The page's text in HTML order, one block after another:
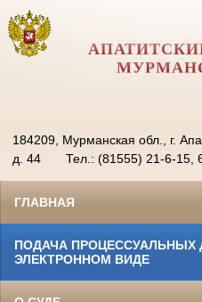
184209, Мурманская обл., г.
д. 44
Тел.: (81555) 21-6-15,
ГЛАВНАЯ
ПОДАЧА ПРОЦЕССУАЛЬНЫХ
ЭЛЕКТРОННОМ ВИДЕ